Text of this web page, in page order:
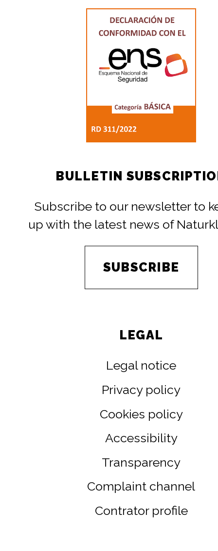
BULLETIN
Subscribe to our newsletter to
up with the latest news of
SUBSCRIBE
LEGAL
Legal notice
Privacy policy
Cookies policy
Accessibility
Transparency
Complaint channel
Contrator profile